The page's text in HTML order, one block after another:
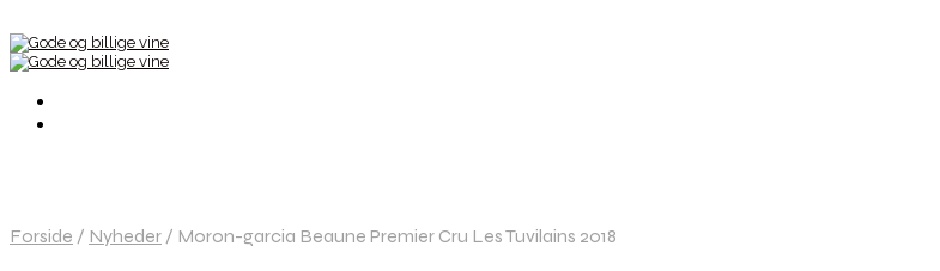
Forside / Nyheder / Moron-garcia Beaune Premier Cru Les Tuvilains 2018